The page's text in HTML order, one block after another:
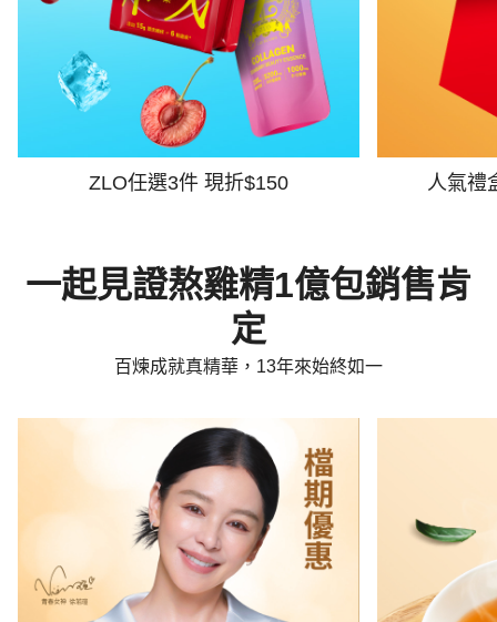
ZLO任選3件 現折$150 人氣禮
一起見證熬雞精1億包銷售肯
定
百煉成就真精華，13年來始終如一